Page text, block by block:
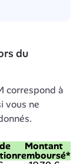
du
correspond à
vous ne
Montant
remboursé*